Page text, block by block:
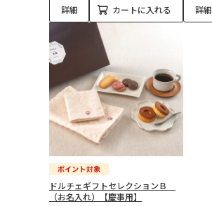
詳細 カートに入れる 詳細
ドルチェギフトセレクションＢ
（お名入れ）【慶事用】